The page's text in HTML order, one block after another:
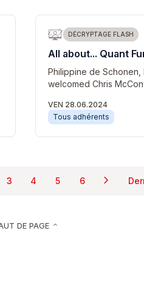
DÉCRYPTAGE FLASH
All about... Quant
Philippine de Schonen,
welcomed Chris
VEN 28.06.2024
Tous adhérents
courante
Page
3
Page
4
Page
5
Page
6 Page
chevron_right
DE PAGE keyboard_arrow_up